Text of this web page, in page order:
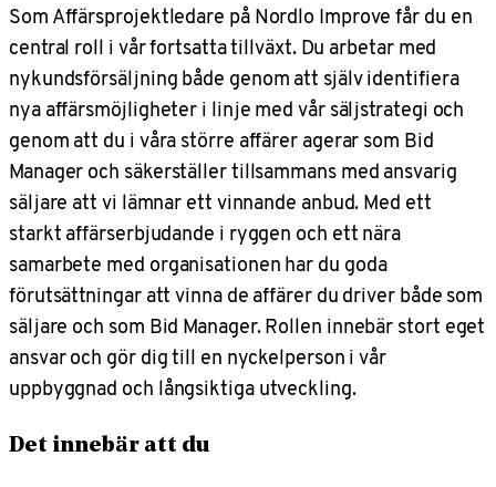
Som Affärsprojektledare på Nordlo Improve får du en
central roll i vår fortsatta tillväxt. Du arbetar med
nykundsförsäljning både genom att själv identifiera
nya affärsmöjligheter i linje med vår säljstrategi och
genom att du i våra större affärer agerar som Bid
Manager och säkerställer tillsammans med ansvarig
säljare att vi lämnar ett vinnande anbud. Med ett
starkt affärserbjudande i ryggen och ett nära
samarbete med organisationen har du goda
förutsättningar att vinna de affärer du driver både som
säljare och som Bid Manager. Rollen innebär stort eget
ansvar och gör dig till en nyckelperson i vår
uppbyggnad och långsiktiga utveckling.
Det innebär att du